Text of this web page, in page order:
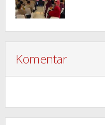
Komentar